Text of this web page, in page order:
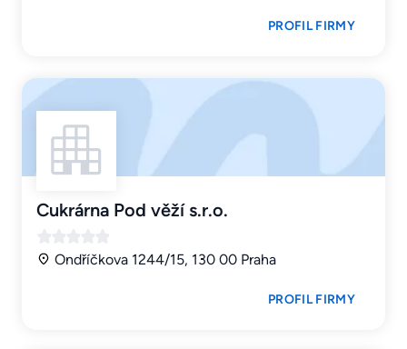
PROFIL FIRMY
Cukrárna Pod věží s.r.o.
Ondříčkova 1244/15, 130 00 Praha
PROFIL FIRMY